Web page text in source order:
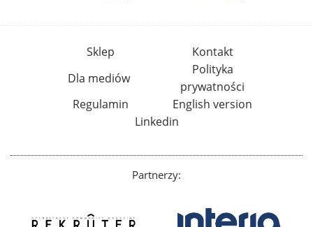
Sklep
Kontakt
Dla mediów
Polityka
prywatności
Regulamin
English version
Linkedin
Partnerzy: